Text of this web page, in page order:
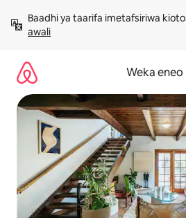
kwenda
kwenye
Baadhi ya taarifa imetafsiriwa
awali
Weka